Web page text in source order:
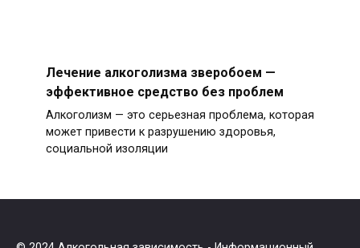
Лечение алкоголизма зверобоем —
эффективное средство без проблем
Алкоголизм — это серьезная проблема, которая
может привести к разрушению здоровья,
социальной изоляции